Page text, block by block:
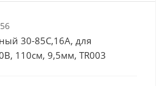
30-85C,16А, для
110см, 9,5мм, TR003